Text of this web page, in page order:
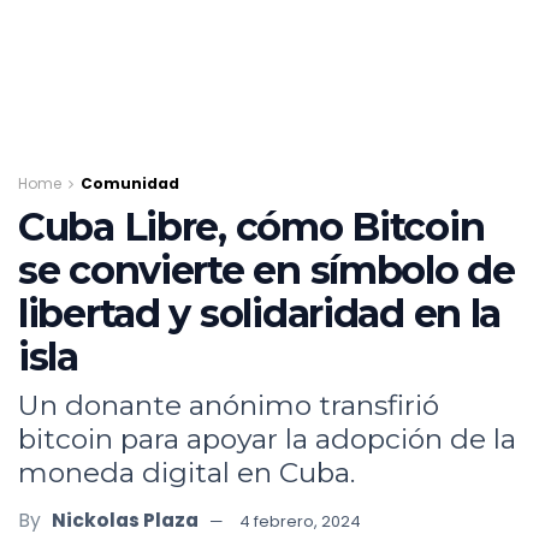
Home Comunidad
Cuba Libre, cómo Bitcoin
se convierte en símbolo de
libertad y solidaridad en la
isla
Un donante anónimo transfirió
bitcoin para apoyar la adopción de la
moneda digital en Cuba.
By Nickolas Plaza
4 febrero, 2024